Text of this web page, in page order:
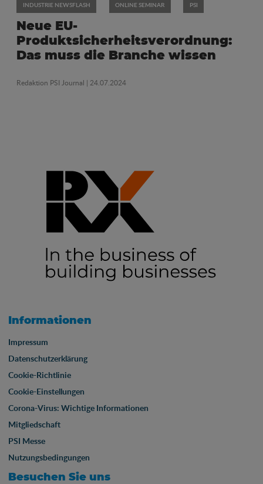
INDUSTRIE NEWSFLASH ONLINE SEMINAR PSI
Neue EU-
Produktsicherheitsverordnung:
Das muss die Branche wissen
Redaktion PSI Journal | 24.07.2024
Informationen
Impressum
Datenschutzerklärung
Cookie-Richtlinie
Cookie-Einstellungen
Corona-Virus: Wichtige Informationen
Mitgliedschaft
PSI Messe
Nutzungsbedingungen
Besuchen Sie uns